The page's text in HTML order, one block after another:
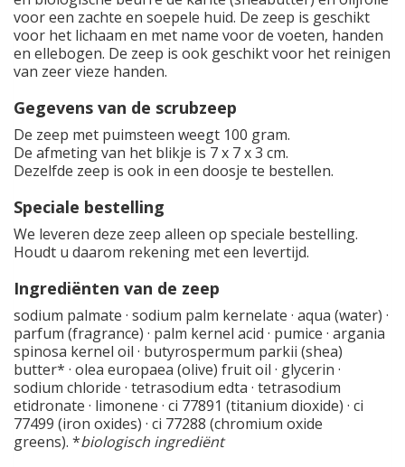
voor een zachte en soepele huid. De zeep is geschikt
voor het lichaam en met name voor de voeten, handen
en ellebogen. De zeep is ook geschikt voor het reinigen
van zeer vieze handen.
Gegevens van de scrubzeep
De zeep met puimsteen weegt 100 gram.
De afmeting van het blikje is 7 x 7 x 3 cm.
Dezelfde zeep is ook in een doosje te bestellen.
Speciale bestelling
We leveren deze zeep alleen op speciale bestelling.
Houdt u daarom rekening met een levertijd.
Ingrediënten van de zeep
sodium palmate · sodium palm kernelate · aqua (water) ·
parfum (fragrance) · palm kernel acid · pumice · argania
spinosa kernel oil · butyrospermum parkii (shea)
butter* · olea europaea (olive) fruit oil · glycerin ·
sodium chloride · tetrasodium edta · tetrasodium
etidronate · limonene · ci 77891 (titanium dioxide) · ci
77499 (iron oxides) · ci 77288 (chromium oxide
greens). *biologisch ingrediënt